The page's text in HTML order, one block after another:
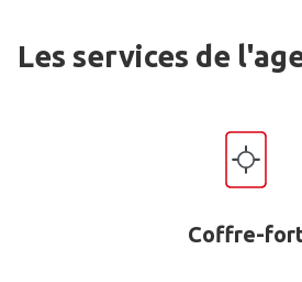
Les services de
Coffre-